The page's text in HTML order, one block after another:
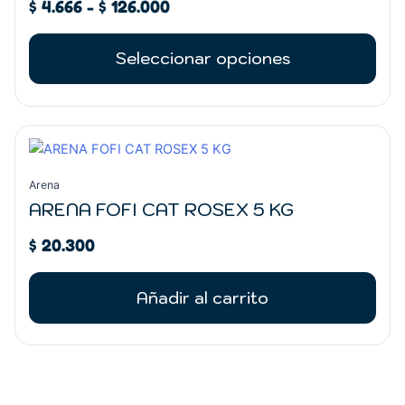
$ 4.666 - $ 126.000
Seleccionar opciones
Las
se
la
página
de
producto
Arena
ARENA FOFI CAT ROSEX 5 KG
$ 20.300
Añadir al carrito